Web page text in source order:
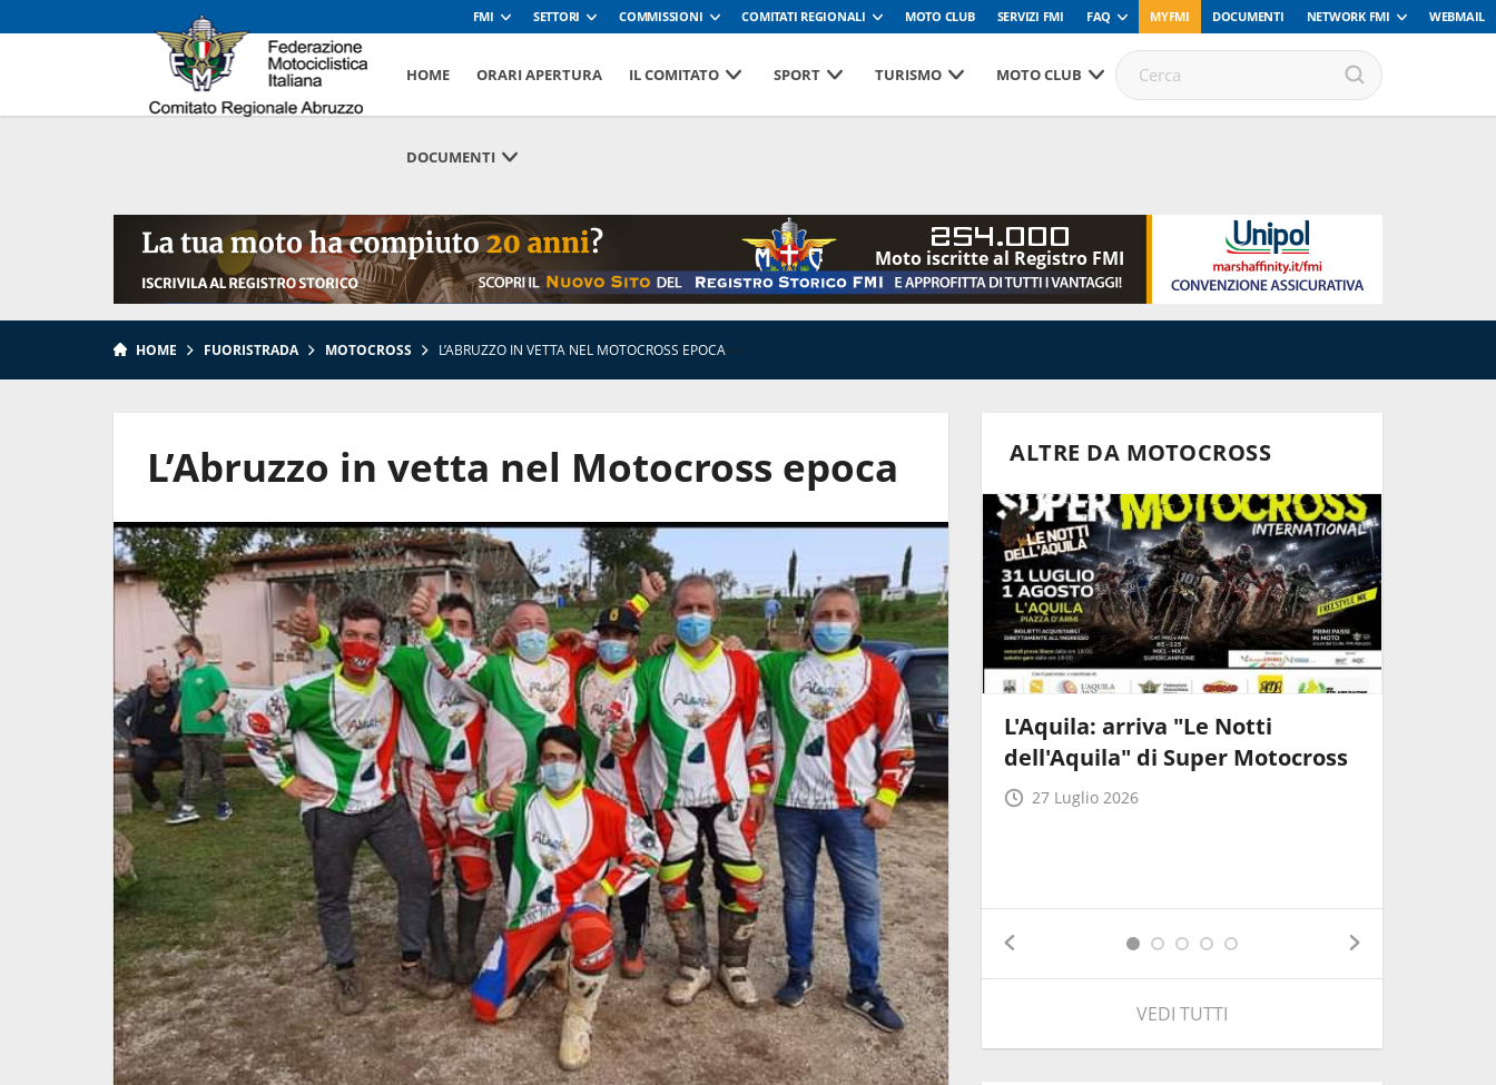
FMI SETTORI COMMISSIONI COMITATI REGIONALI MOTO CLUB SERVIZI FMI FAQ MYFMI DOCUMENTI NETWORK FMI WEBMAIL
HOME ORARI APERTURA IL COMITATO SPORT TURISMO MOTO CLUB
DOCUMENTI
254.000
Moto iscritte al Registro FMI
HOME FUORISTRADA »
MOTOCROSS »
L’ABRUZZO IN VETTA NEL MOTOCROSS EPOCA
L’Abruzzo in vetta nel Motocross epoca ALTRE DA MOTOCROSS
motocross
Regolamento Regionale
Motocross e Minicross 2025
6 Febbraio 2025
Trofeo Femminile Motocross
2023 Centro Italia
4 Aprile 2023
L'Aquila: arriva "Le Notti
dell'Aquila" di Super Motocross
27 Luglio 2026
VEDI TUTTI